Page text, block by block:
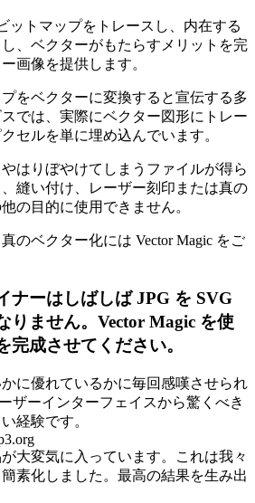
ットマップをトレースし、内在する
、ベクターがもたらすメリットを完
画像を提供します。
をベクターに変換すると宣伝する多
では、実際にベクター図形にトレー
セルを単に埋め込んでいます。
はりぼやけてしまうファイルが得ら
縫い付け、レーザー刻印または真の
の目的に使用できません。
のベクター化には Vector Magic をご
ナーはしばしば JPG を SVG
りません。Vector Magic を使
完成させてください。
に優れているかに毎回感嘆させられ
ザーインターフェイスから驚くべき
経験です。
大変気に入っています。これは我々
素化しました。最高の結果を生み出